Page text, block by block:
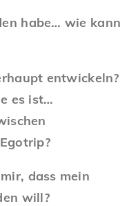
habe… wie kann
entwickeln?
es ist…
dass mein
will?